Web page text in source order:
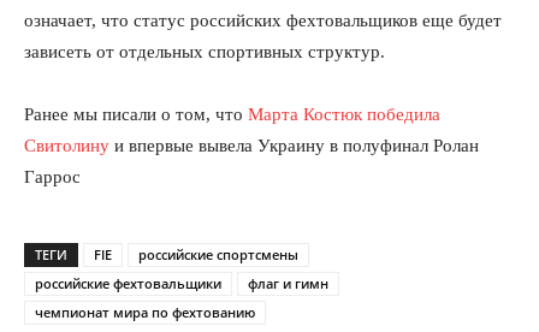
означает, что статус российских фехтовальщиков еще будет
зависеть от отдельных спортивных структур.
Ранее мы писали о том, что Марта Костюк победила
Свитолину и впервые вывела Украину в полуфинал Ролан
Гаррос
ТЕГИ FIE
российские спортсмены
российские фехтовальщики
флаг и гимн
чемпионат мира по фехтованию